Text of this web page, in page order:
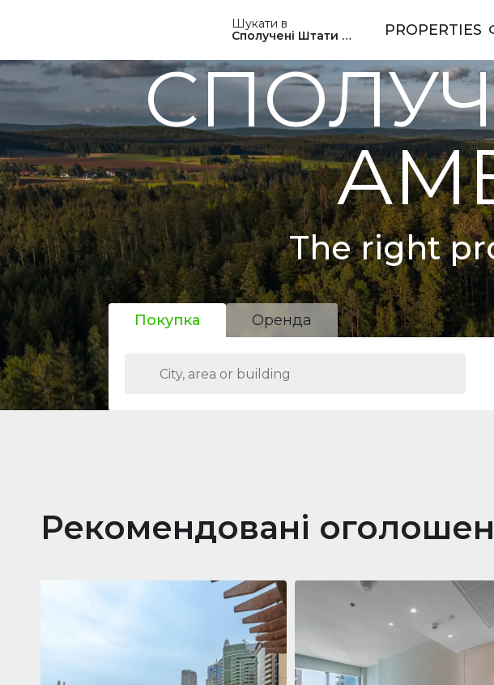
Шукати в
Сполучені Штати АмерикиPROPERTIES
The right
Покупка Оренда
Рекомендовані